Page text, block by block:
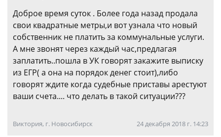
Доброе время суток . Более года назад продала
свои квадратные метры,и вот узнала что новый
собственник не платить за коммунальные услуги.
А мне звонят через каждый час,предлагая
заплатить..пошла в УК говорят закажите выписку
из ЕГР( а она на порядок денег стоит),либо
говорят ждите когда судебные приставы арестуют
ваши счета.... что делать в такой ситуации???
Виктория, г. Новосибирск 24 декабря 2018 г. 14:23